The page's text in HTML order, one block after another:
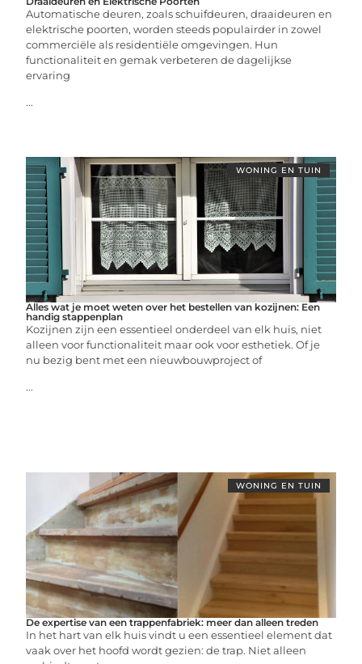
Automatische deuren, zoals schuifdeuren, draaideuren en
elektrische poorten, worden steeds populairder in zowel
commerciële als residentiële omgevingen. Hun
functionaliteit en gemak verbeteren de dagelijkse
ervaring
...
WONING EN TUIN
Alles wat je moet weten over het bestellen van kozijnen: Een
handig stappenplan
Kozijnen zijn een essentieel onderdeel van elk huis, niet
alleen voor functionaliteit maar ook voor esthetiek. Of je
nu bezig bent met een nieuwbouwproject of
...
WONING EN TUIN
De expertise van een trappenfabriek: meer dan alleen treden
In het hart van elk huis vindt u een essentieel element dat
vaak over het hoofd wordt gezien: de trap. Niet alleen